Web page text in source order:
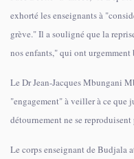
exhorté les enseignants à
grève." Il a souligné que la
nos enfants," qui ont urgemment
Le Dr Jean-Jacques Mbungani
"engagement" à veiller à ce que
détournement ne se
Le corps enseignant de Budjala